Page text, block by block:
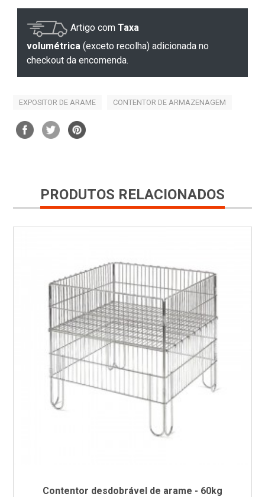
Artigo com Taxa
volumétrica (exceto recolha) adicionada no
checkout da encomenda.
EXPOSITOR DE ARAME CONTENTOR DE ARMAZENAGEM
PRODUTOS RELACIONADOS
Contentor desdobrável de arame - 60kg